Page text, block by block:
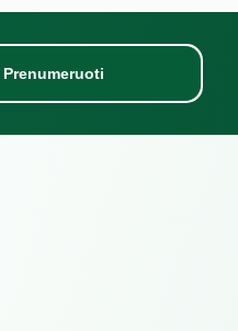
Prenumeruoti